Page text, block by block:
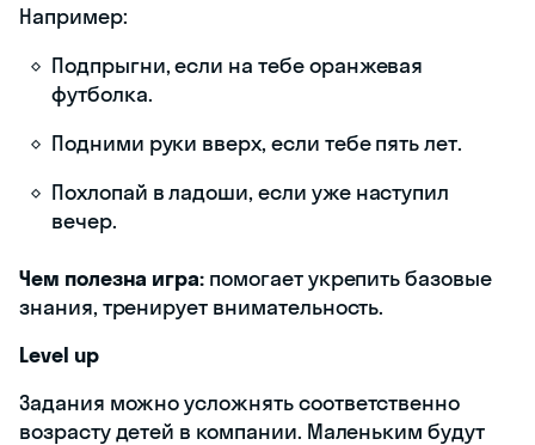
Например:
Подпрыгни, если на тебе оранжевая
футболка.
Подними руки вверх, если тебе пять лет.
Похлопай в ладоши, если уже наступил
вечер.
Чем полезна игра: помогает укрепить базовые
знания, тренирует внимательность.
Level up
Задания можно усложнять соответственно
возрасту детей в компании. Маленьким будут